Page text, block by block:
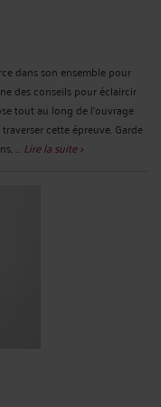
dans son ensemble pour
des conseils pour éclaircir
tout au long de l'ouvrage
cette épreuve. Garde
... Lire la suite >